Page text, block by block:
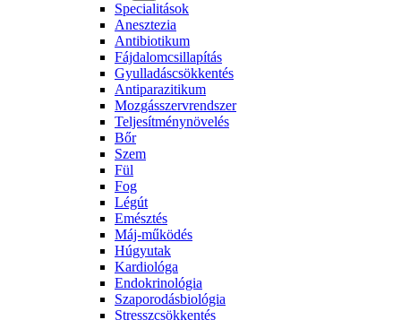
Specialitások
Anesztezia
Antibiotikum
Fájdalomcsillapítás
Gyulladáscsökkentés
Antiparazitikum
Mozgásszervrendszer
Teljesítménynövelés
Bőr
Szem
Fül
Fog
Légút
Emésztés
Máj-működés
Húgyutak
Kardiológa
Endokrinológia
Szaporodásbiológia
Stresszcsökkentés